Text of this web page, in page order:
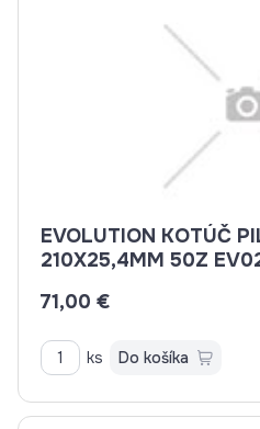
EVOLUTION KOTÚČ
210X25,4MM 50Z
71,00 €
ks Do košíka